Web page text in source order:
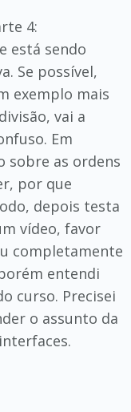
4:
está sendo
Se possível,
exemplo mais
vai a
Em
sobre as ordens
por que
depois testa
vídeo, favor
completamente
entendi
curso. Precisei
o assunto da